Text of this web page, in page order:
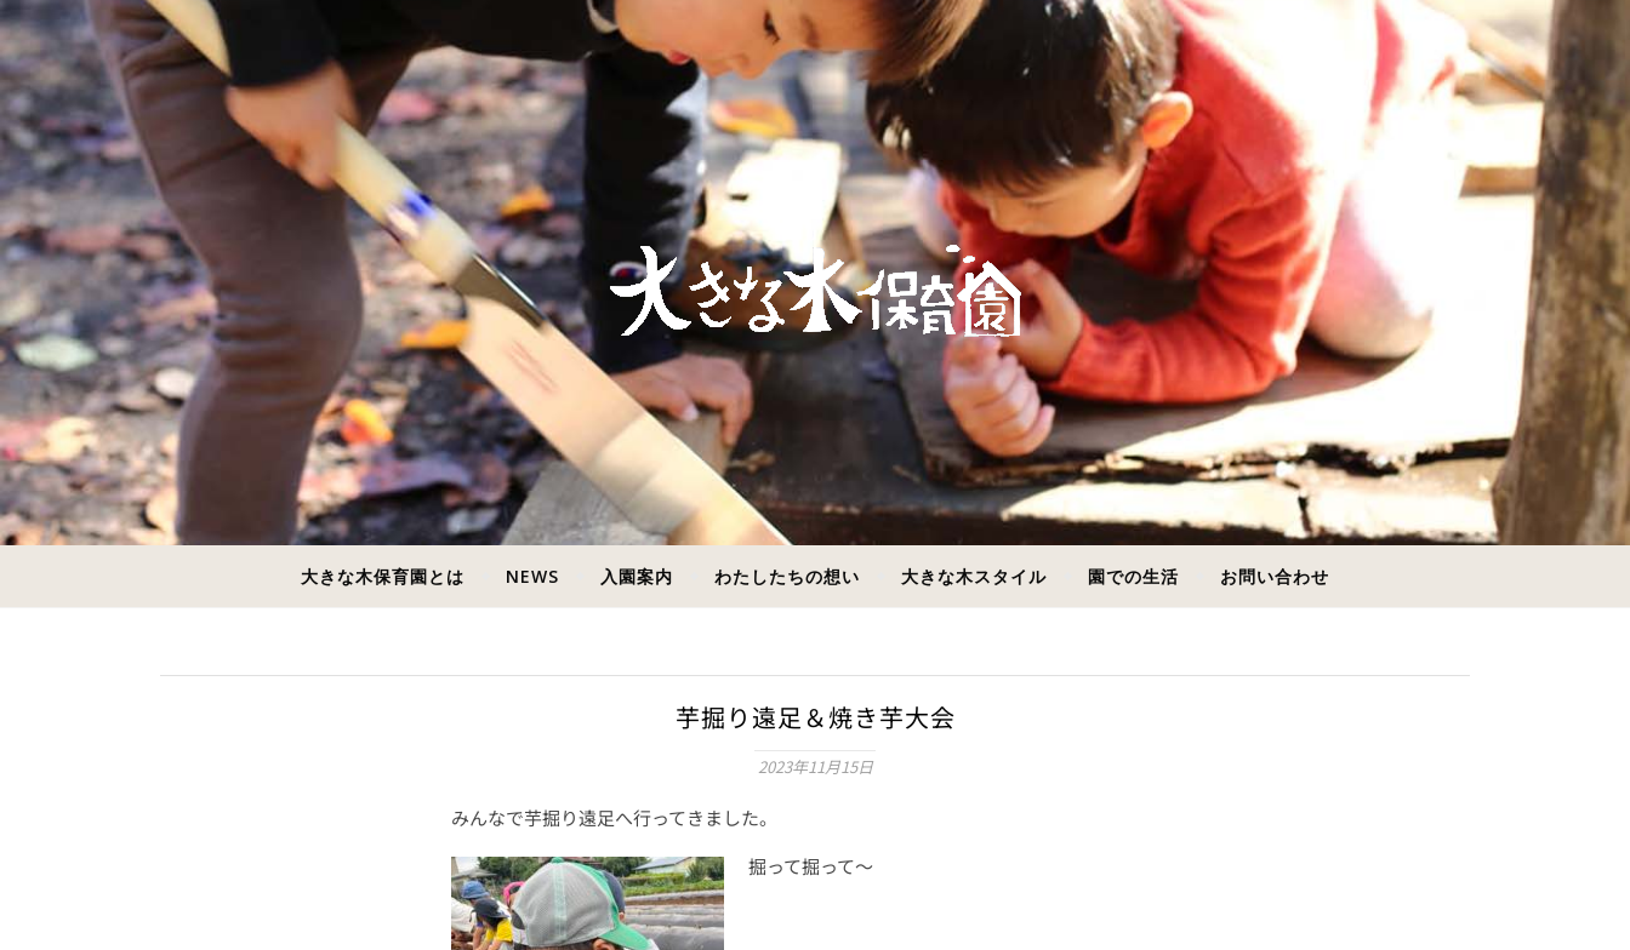
大きな木保育園とは NEWS 入園案内 わたしたちの想い 大きな木スタイル 園での生活 お問い合わせ
芋掘り遠足＆焼き芋大会
2023年11月15日
みんなで芋掘り遠足へ行ってきました。
掘って掘って〜